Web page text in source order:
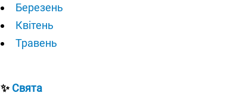
Березень
Квітень
Травень
✨Свята